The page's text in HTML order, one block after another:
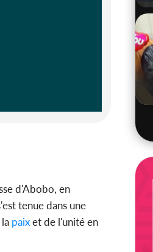
d'Abobo, en
tenue dans une
paixet de l'unité en